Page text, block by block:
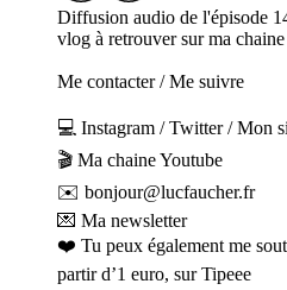
Diffusion audio de l'épisode
vlog à retrouver sur ma
Me contacter / Me suivre
💻 Instagram / Twitter / Mon
🎬 Ma chaine Youtube
✉️ bonjour@lucfaucher.fr
💌 Ma newsletter
❤️ Tu peux également me
partir d’1 euro, sur Tipeee